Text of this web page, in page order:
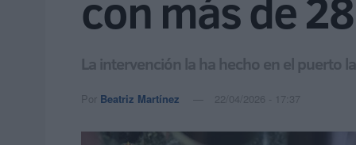
La intervención la ha hecho en el puerto
Por Beatriz Martínez 22/04/2026 - 17:37